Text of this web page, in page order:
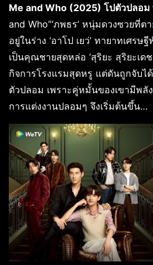
Me and Who (2025) โปตัวปลอม
and Who”‘ภพธร’ หนุ่มดวงซวยที่
อยู่ในร่าง ‘อา​โป เยว่’ ทายาทเศร
เป็นคุณชายสุดหล่อ ‘สุริยะ สุริยะเดช
กิจการโรงแรมสุดหรู แต่ดันถูกจับได้
ตัวปลอม เพราะคู่หมั้นของเขามีพลั
การแต่งงานปลอมๆ จึงเริ่มต้นขึ้น…